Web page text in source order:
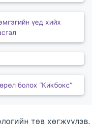
үед хийх
болох “Кикбокс”
төв хөгжүүлэв.